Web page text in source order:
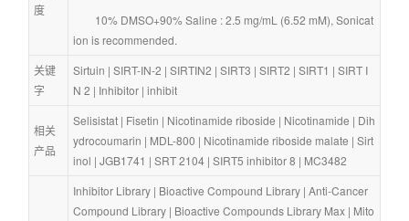
度
ion is recommended.
关键
字
Sirtuin | SIRT-IN-2 | SIRTIN2 | SIRT3 | SIRT2 | SIRT1 | SIRT I
N 2 | Inhibitor | inhibit
相关
产品
Selisistat | Fisetin | Nicotinamide riboside | Nicotinamide | Dih
ydrocoumarin | MDL-800 | Nicotinamide riboside malate | Sirt
inol | JGB1741 | SRT 2104 | SIRT5 inhibitor 8 | MC3482
Inhibitor Library | Bioactive Compound Library | Anti-Cancer
Compound Library | Bioactive Compounds Library Max | Mito